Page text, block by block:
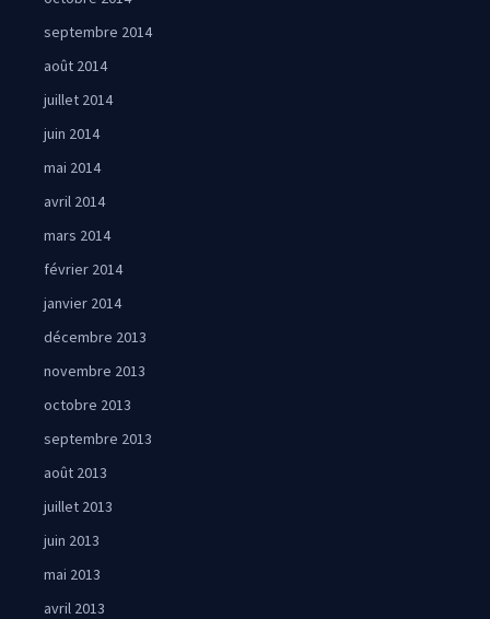
septembre 2014
août 2014
juillet 2014
juin 2014
mai 2014
avril 2014
mars 2014
février 2014
janvier 2014
décembre 2013
novembre 2013
octobre 2013
septembre 2013
août 2013
juillet 2013
juin 2013
mai 2013
avril 2013